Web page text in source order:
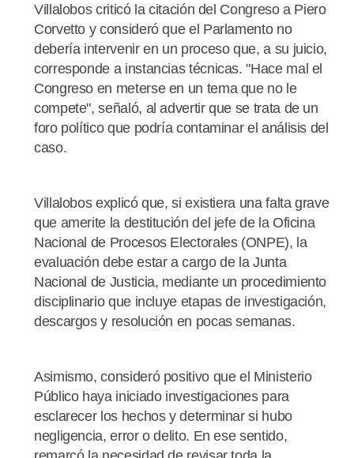
Villalobos criticó la citación del Congreso a Piero
Corvetto y consideró que el Parlamento no
debería intervenir en un proceso que, a su juicio,
corresponde a instancias técnicas. "Hace mal el
Congreso en meterse en un tema que no le
compete", señaló, al advertir que se trata de un
foro político que podría contaminar el análisis del
caso.
Villalobos explicó que, si existiera una falta grave
que amerite la destitución del jefe de la Oficina
Nacional de Procesos Electorales (ONPE), la
evaluación debe estar a cargo de la Junta
Nacional de Justicia, mediante un procedimiento
disciplinario que incluye etapas de investigación,
descargos y resolución en pocas semanas.
Asimismo, consideró positivo que el Ministerio
Público haya iniciado investigaciones para
esclarecer los hechos y determinar si hubo
negligencia, error o delito. En ese sentido,